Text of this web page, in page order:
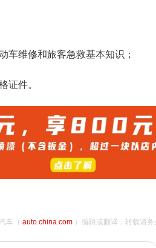
车维修和旅客急救基本知识；
证件。
车（ auto.china.com）编辑或翻译，转载请务